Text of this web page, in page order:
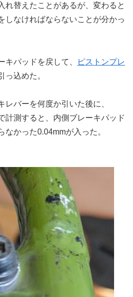
れ替えたことがあるが、変わると
しなければならないことが分かっ
キパッドを戻して、
ピストンプレ
っ込めた。
レバーを何度か引いた後に、
計測すると、内側ブレーキパッド
なかった0.04mmが入った。